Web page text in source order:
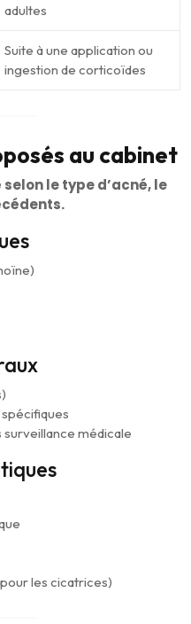
adultes
Suite à une application ou
ingestion de corticoïdes
au cabinet
le type d’acné, le
médicale
les cicatrices)